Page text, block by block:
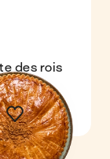
des rois